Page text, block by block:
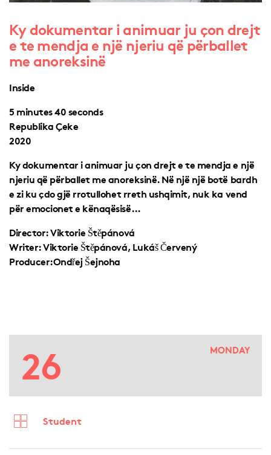
Ky dokumentar i animuar ju çon drejt
e te mendja e një njeriu që përballet
me anoreksinë
Inside
5 minutes 40 seconds
Republika Çeke
2020
Ky dokumentar i animuar ju çon drejt e te mendja e një
njeriu që përballet me anoreksinë. Në një një botë bardh
e zi ku çdo gjë rrotullohet rreth ushqimit, nuk ka vend
për emocionet e kënaqësisë…
Director: Viktorie Štěpánová
Writer: Viktorie Štěpánová, Lukáš Červený
Producer:Ondřej Šejnoha
26 MONDAY
Student